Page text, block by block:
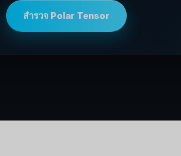
สำรวจ Polar Tensor